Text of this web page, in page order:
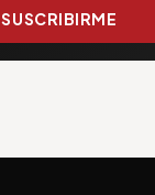
SUSCRIBIRME